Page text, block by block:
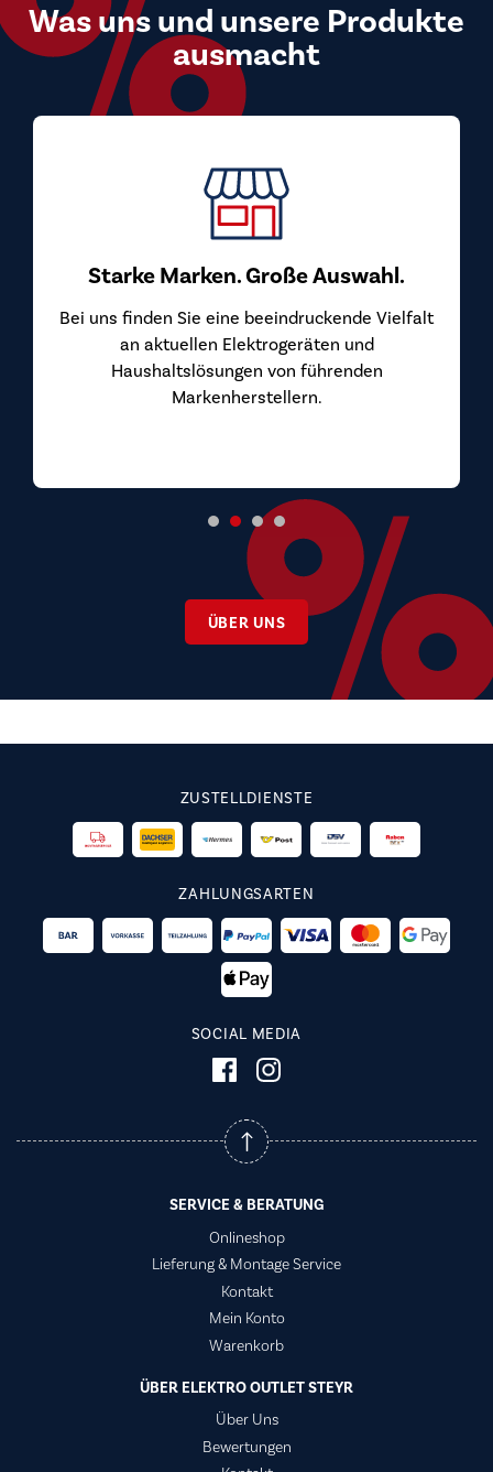
Was uns und unsere Produkte
ausmacht
Starke Marken. Große Auswahl.
Bei uns finden Sie eine beeindruckende Vielfalt
an aktuellen Elektrogeräten und
Haushaltslösungen von führenden
Markenherstellern.
ÜBER UNS
ZUSTELLDIENSTE
ZAHLUNGSARTEN
SOCIAL MEDIA
SERVICE & BERATUNG
Onlineshop
Lieferung & Montage Service
Kontakt
Mein Konto
Warenkorb
ÜBER ELEKTRO OUTLET STEYR
Über Uns
Bewertungen